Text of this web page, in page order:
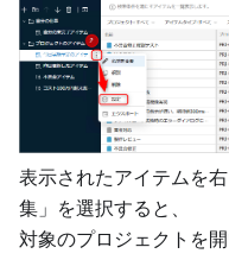
表示されたアイテムを
集」を選択すると、
対象のプロジェクトを